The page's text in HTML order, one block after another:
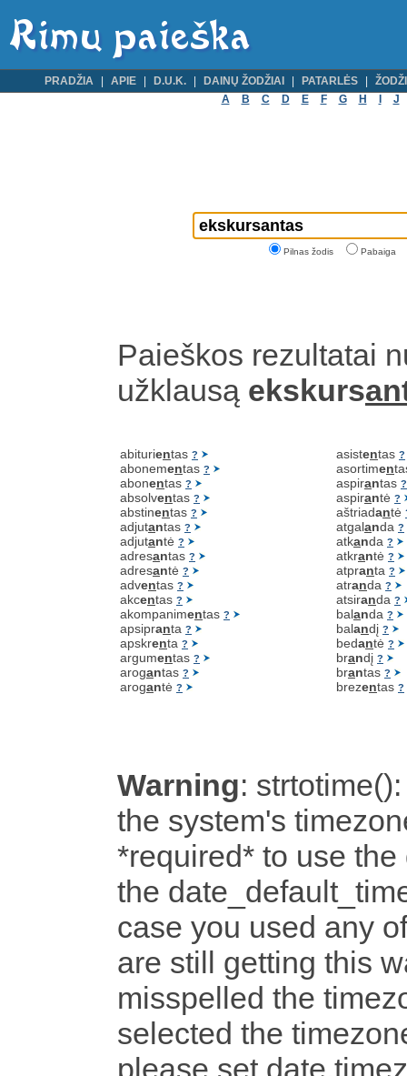
PRADŽIA APIE D.U.K. DAINŲ ŽODŽIAI PATARLĖS
A
B C D E F G H J
Pilnas žodis Pabaiga
Paieškos rezultatai
užklausą ekskurs
abiturientas ?
abonementas ?
abonentas ?
absolventas ?
abstinentas ?
adjutantas ?
adjutantė ?
adresantas ?
adresantė ?
adventas ?
akcentas ?
akompanimentas ?
apsipranta ?
apskrenta ?
argumentas ?
arogantas ?
arogantė ?
asistentas ?
asortimen
aspirantas ?
aspirantė ?
aštriadantė
atgalanda ?
atkanda ?
atkrantė ?
atpranta ?
atranda ?
atsiranda ?
balanda ?
balandį ?
bedantė ?
brandį ?
brantas ?
brezentas ?
Warning:
the system's
*required* to use
the
case you used any
are still getting this
misspelled the
selected the
please set